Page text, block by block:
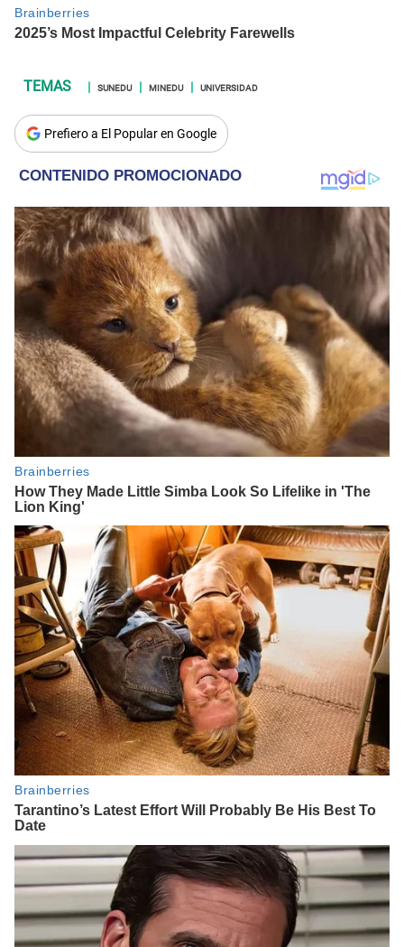
SUNEDU MINEDU UNIVERSIDAD
Prefiero a El Popular en Google